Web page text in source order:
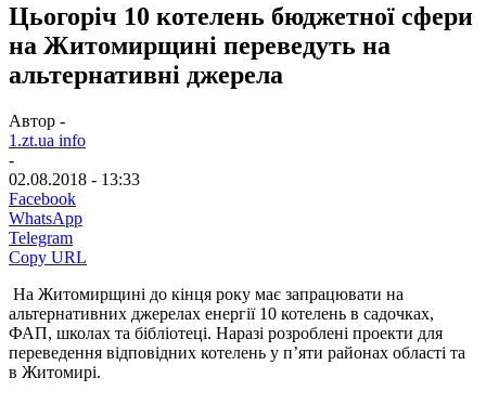
Цьогоріч 10 котелень бюджетної сфери
на Житомирщині переведуть на
альтернативні джерела
Автор -
1.zt.ua info
-
02.08.2018 - 13:33
Facebook
WhatsApp
Telegram
Copy URL
На Житомирщині до кінця року має запрацювати на
альтернативних джерелах енергії 10 котелень в садочках,
ФАП, школах та бібліотеці. Наразі розроблені проекти для
переведення відповідних котелень у п’яти районах області та
в Житомирі.